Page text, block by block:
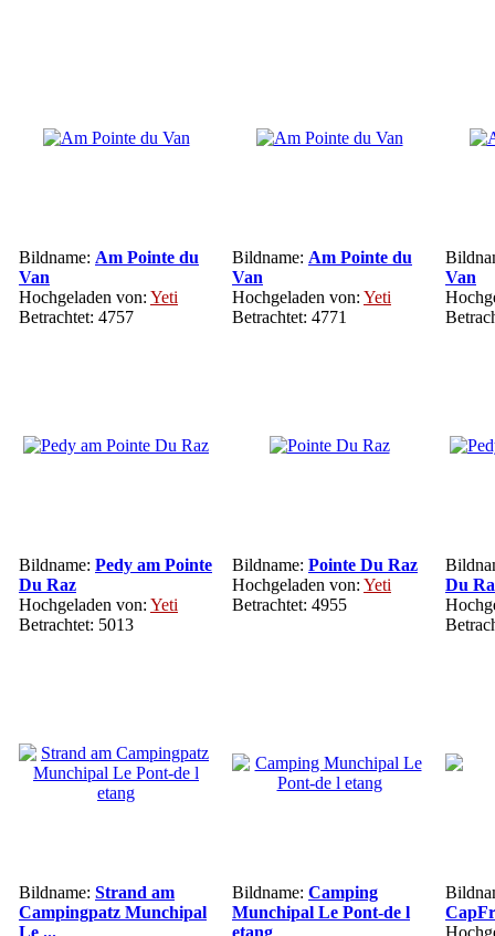
Bildname: Am Pointe du
Van
Hochgeladen von: Yeti
Betrachtet: 4757
Bildname: Am Pointe du
Van
Hochgeladen von: Yeti
Betrachtet: 4771
Van
Bildname: Pedy am Pointe
Du Raz
Hochgeladen von: Yeti
Betrachtet: 5013
Bildname: Pointe Du Raz
Hochgeladen von: Yeti
Betrachtet: 4955
Du
Bildname: Strand am
Campingpatz Munchipal
Le ...
Bildname: Camping
Munchipal Le Pont-de l
etang